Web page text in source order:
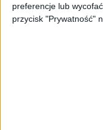
preferencje lub
przycisk "Prywatność"
TOPMiasto